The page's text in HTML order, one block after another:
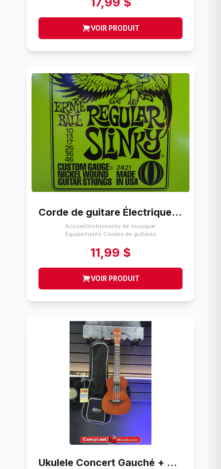
VOIR PRODUIT
Corde de guitare Électrique Ernie Ball Regular Slinky (10-46)
Accueil/Instruments de musique/
Équipements Cordes de guitares
11,99 $
VOIR PRODUIT
Ukulele Concert Gauché + étuis aklot m13170